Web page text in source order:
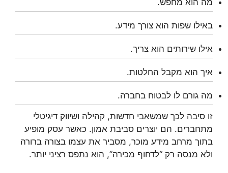
מה הוא מחפש.
באילו שפות הוא צורך מידע.
אילו שירותים הוא צריך.
איך הוא מקבל החלטות.
מה גורם לו לבטוח בחברה.
זו סיבה לכך שמשאבי חדשות, קהילה ושיווק דיגיטלי
מתחברים. הם יוצרים סביבת אמון. כאשר עסק מופיע
בתוך מרחב מידע מוכר, מסביר את עצמו בצורה ברורה
ולא מנסה רק “לדחוף מכירה”, הוא נתפס רציני יותר.